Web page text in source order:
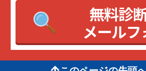
無料診
メールフ